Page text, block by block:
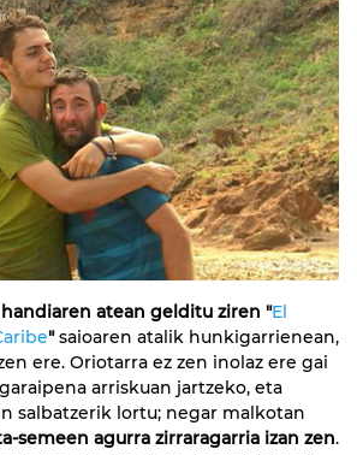
atean gelditu ziren "El
"saioaren atalik hunkigarrienean,
ere. Oriotarra ez zen inolaz ere gai
arriskuan jartzeko, eta
salbatzerik lortu; negar malkotan
semeen agurra zirraragarria izan zen.